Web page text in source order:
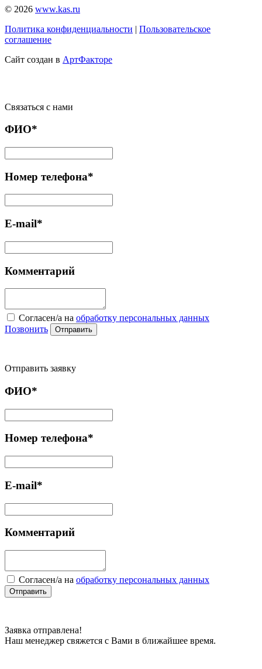
© 2026 www.kas.ru
Политика конфиденциальности | Пользовательское
соглашение
Сайт создан в АртФакторе
Связаться с нами
ФИО*
Номер телефона*
E-mail*
Комментарий
Cогласен/а на обработку персональных данных
Позвонить
Отправить
Отправить заявку
ФИО*
Номер телефона*
E-mail*
Комментарий
Cогласен/а на обработку персональных данных
Отправить
Заявка отправлена!
Наш менеджер свяжется с Вами в ближайшее время.